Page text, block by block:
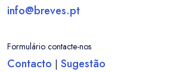
info@breves.pt
Formulário contacte-nos
Contacto | Sugestão